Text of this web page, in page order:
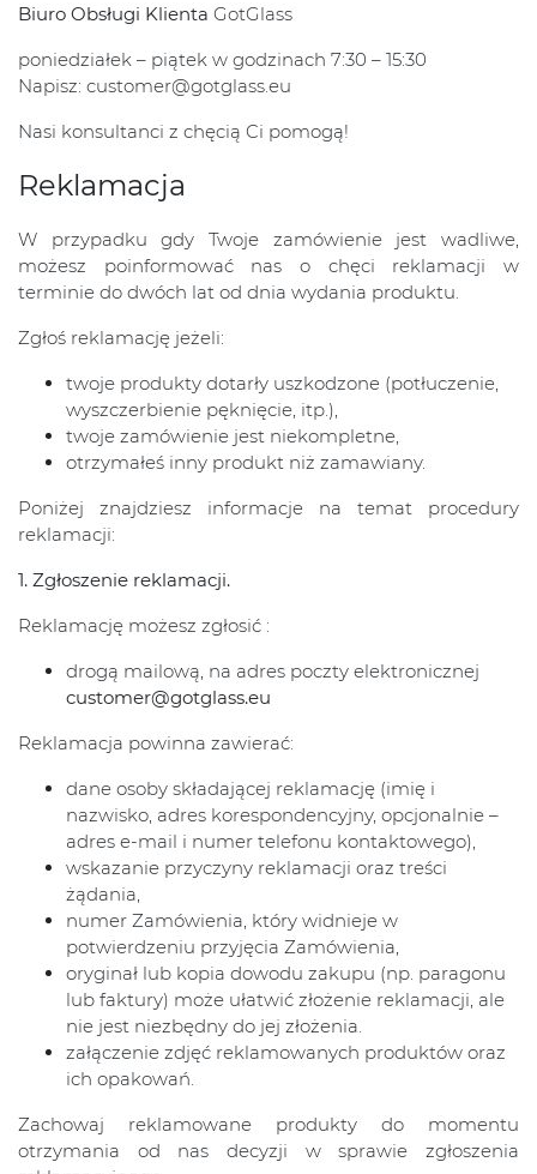
Biuro Obsługi Klienta GotGlass
poniedziałek – piątek w godzinach 7:30 – 15:30
Napisz: customer@gotglass.eu
Nasi konsultanci z chęcią Ci pomogą!
Reklamacja
W przypadku gdy Twoje zamówienie jest wadliwe,
możesz poinformować nas o chęci reklamacji w
terminie do dwóch lat od dnia wydania produktu.
Zgłoś reklamację jeżeli:
twoje produkty dotarły uszkodzone (potłuczenie,
wyszczerbienie pęknięcie, itp.),
twoje zamówienie jest niekompletne,
otrzymałeś inny produkt niż zamawiany.
Poniżej znajdziesz informacje na temat procedury
reklamacji:
1. Zgłoszenie reklamacji.
Reklamację możesz zgłosić :
drogą mailową, na adres poczty elektronicznej
customer@gotglass.eu
Reklamacja powinna zawierać:
dane osoby składającej reklamację (imię i
nazwisko, adres korespondencyjny, opcjonalnie –
adres e-mail i numer telefonu kontaktowego),
wskazanie przyczyny reklamacji oraz treści
żądania,
numer Zamówienia, który widnieje w
potwierdzeniu przyjęcia Zamówienia,
oryginał lub kopia dowodu zakupu (np. paragonu
lub faktury) może ułatwić złożenie reklamacji, ale
nie jest niezbędny do jej złożenia.
załączenie zdjęć reklamowanych produktów oraz
ich opakowań.
Zachowaj reklamowane produkty do momentu
otrzymania od nas decyzji w sprawie zgłoszenia